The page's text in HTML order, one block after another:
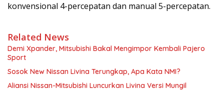
konvensional 4-percepatan dan manual 5-percepatan.
Related News
Demi Xpander, Mitsubishi Bakal Mengimpor Kembali Pajero
Sport
Sosok New Nissan Livina Terungkap, Apa Kata NMI?
Aliansi Nissan-Mitsubishi Luncurkan Livina Versi Mungil